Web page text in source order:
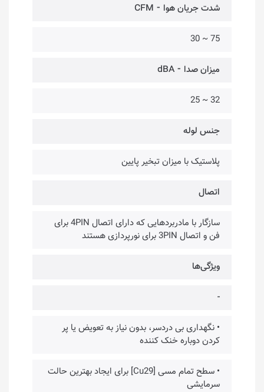
شدت جریان هوا ⁃ CFM
75 ~ 30
میزان صدا ⁃ dBA
32 ~ 25
جنس لوله
پلاستیک با میزان تبخیر پایین
اتصال
سازگار با مادربردهایی که دارای اتصال 4PIN برای
فن و اتصال 3PIN برای نورپردازی هستند
ویژگی‌ها
-
• نگهداری بی دردسر، بدون نیاز به تعویض یا پر
کردن دوباره خنک کننده
• سطح تمام مسی [Cu29] برای ایجاد بهترین حالت
سرمایشی